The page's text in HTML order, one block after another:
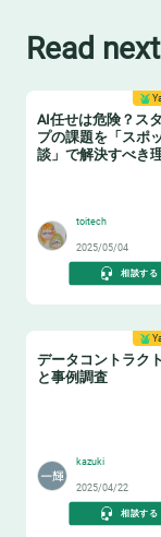
Read next
AI任せは危険？ス
プの課題を「スポ
談」で解決すべき
toitech
2025/05/04
相談する
データコントラク
と事例調査
kazuki
2025/04/22
相談する